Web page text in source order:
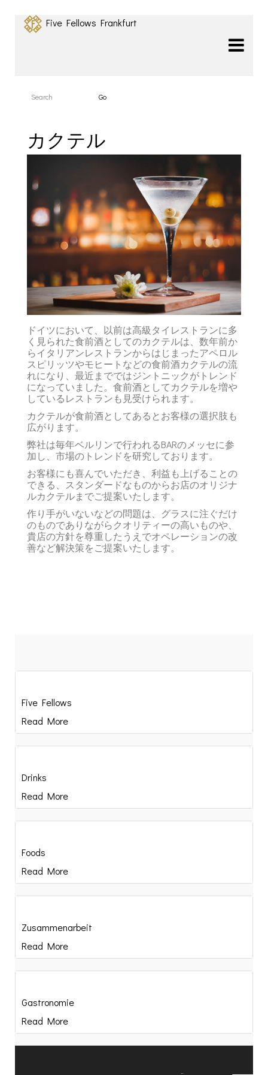
Five Fellows Frankfurt
カクテル
ドイツにおいて、以前は高級タイレストランに多
く見られた食前酒としてのカクテルは、数年前か
らイタリアンレストランからはじまったアペロル
スピリッツやモヒートなどの食前酒カクテルの流
れになり、最近までではジントニックがトレンド
になっていました。食前酒としてカクテルを増や
しているレストランも見受けられます。
カクテルが食前酒としてあるとお客様の選択肢も
広がります。
弊社は毎年ベルリンで行われるBARのメッセに参
加し、市場のトレンドを研究しております。
お客様にも喜んでいただき、利益も上げることの
できる、スタンダードなものからお店のオリジナ
ルカクテルまでご提案いたします。
作り手がいないなどの問題は、グラスに注ぐだけ
のものでありながらクオリティーの高いものや、
貴店の方針を尊重したうえでオペレーションの改
善など解決策をご提案いたします。
Five Fellows
Read More
Drinks
Read More
Foods
Read More
Zusammenarbeit
Read More
Gastronomie
Read More